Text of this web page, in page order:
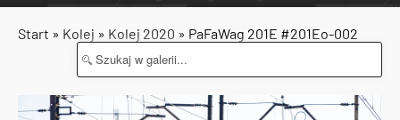
Start » Kolej » Kolej 2020 » PaFaWag 201E #201Eo-002